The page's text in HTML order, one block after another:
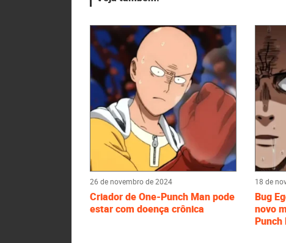
26 de novembro de 2024
Criador de One-Punch Man pode
estar com doença crônica
18 de
Bug
novo
Punch